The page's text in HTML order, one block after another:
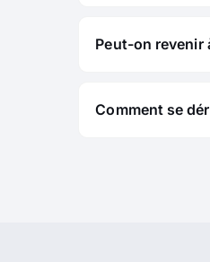
Peut-on revenir
Comment se